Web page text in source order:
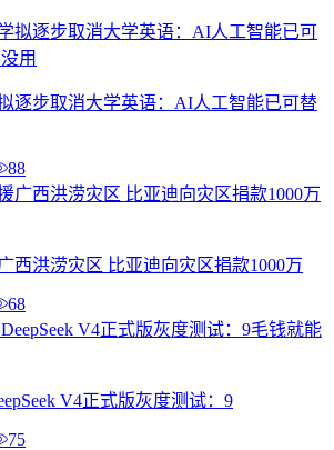
逐步取消大学英语：AI人工智能已可替
88
西洪涝灾区 比亚迪向灾区捐款1000万
68
V4正式版灰度测试：9
75